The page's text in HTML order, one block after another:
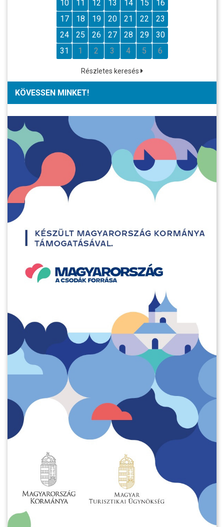
10
11 12 13 14 15
16
17
18 19 20 21 22
23
24
25 26 27 28 29
30
31
1 2 3 4 5 6
Részletes keresés
KÖVESSEN MINKET!